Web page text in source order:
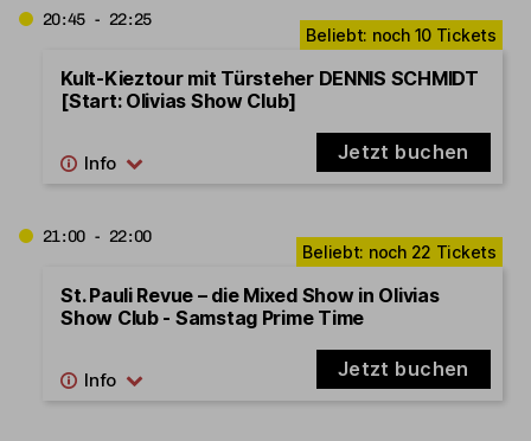
20:45 - 22:25
Kult-Kieztour mit Türsteher DENNIS SCHMIDT
[Start: Olivias Show Club]
Jetzt buchen
21:00 - 22:00
St. Pauli Revue – die Mixed Show in Olivias
Show Club - Samstag Prime Time
Jetzt buchen